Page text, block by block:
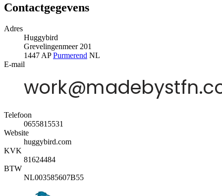
Contactgegevens
Adres
Huggybird
Grevelingenmeer 201
1447 APPurmerend NL
E-mail
Telefoon
0655815531
Website
huggybird.com
KVK
81624484
BTW
NL003585607B55